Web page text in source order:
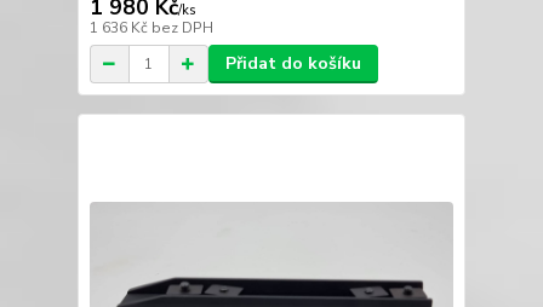
1 980 Kč/ks
1 636 Kč bez DPH
Přidat do košíku